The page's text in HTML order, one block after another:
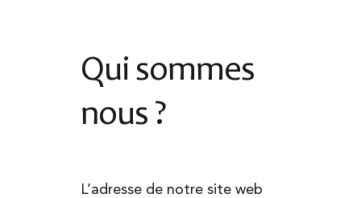
Qui sommes
nous ?
L’adresse de notre site web